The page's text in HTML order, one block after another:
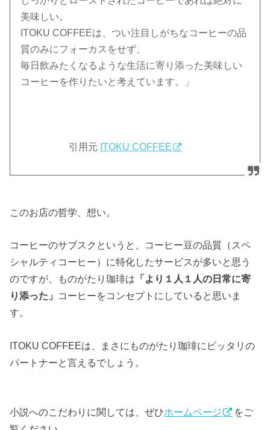
美味しい。
ITOKU COFFEEは、つい注目しがちなコーヒーの品
質のみにフォーカスをせず、
毎日飲みたくなるような生活に寄り添った美味しい
コーヒーを作りたいと考えています。」
引用元 ITOKU COFFEE
このお店の哲学、想い。
コーヒーのサブスクというと、コーヒー豆の品質（スペ
シャルティコーヒー）に特化したサービスが多いと思う
のですが、ものがたり珈琲は 「より１人１人の日常に寄
り添った」 コーヒーをコンセプトにしていると思いま
す。
ITOKU COFFEEは、まさにものがたり珈琲にピッタリの
パートナーと言えるでしょう。
小説へのこだわりに関しては、ぜひホームページ
をご